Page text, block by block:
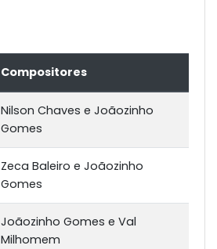
Compositores
Nilson Chaves e Joãozinho
Gomes
Zeca Baleiro e Joãozinho
Gomes
Joãozinho Gomes e Val
Milhomem